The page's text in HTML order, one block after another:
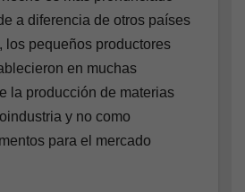
a diferencia de otros países
los pequeños productores
en muchas
la producción de materias
y no como
para el mercado